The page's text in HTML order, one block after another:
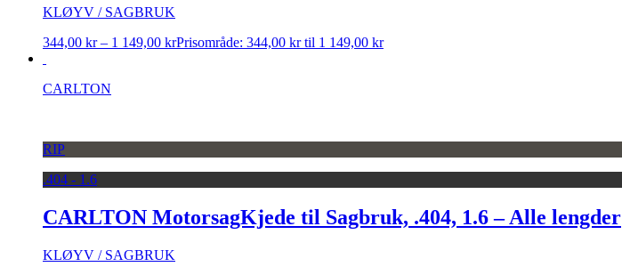
KLØYV / SAGBRUK
344,00 kr – 1 149,00 krPrisområde: 344,00 kr til 1 149,00 kr
CARLTON
RIP
.404 - 1.6
CARLTON MotorsagKjede til Sagbruk, .404, 1.6 – Alle lengder
KLØYV / SAGBRUK